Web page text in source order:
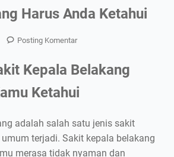
Harus Anda Ketahui
Posting Komentar
Kepala Belakang
Ketahui
adalah salah satu jenis sakit
terjadi. Sakit kepala belakang
merasa tidak nyaman dan